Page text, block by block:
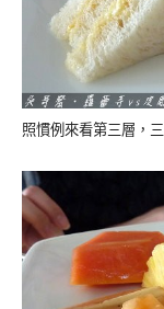
照慣例來看第三層，